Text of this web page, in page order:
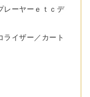
レーヤーｅｔｃデ
ライザー／カート